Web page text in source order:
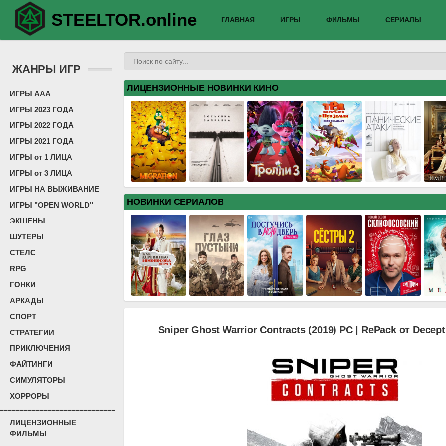
STEELTOR.online ГЛАВНАЯ ИГРЫ ФИЛЬМЫ СЕРИАЛЫ
ЖАНРЫ ИГР
ИГРЫ ААА
ИГРЫ 2023 ГОДА
ИГРЫ 2022 ГОДА
ИГРЫ 2021 ГОДА
ИГРЫ от 1 ЛИЦА
ИГРЫ от 3 ЛИЦА
ИГРЫ НА ВЫЖИВАНИЕ
ИГРЫ "OPEN WORLD"
ЭКШЕНЫ
ШУТЕРЫ
СТЕЛС
RPG
ГОНКИ
АРКАДЫ
СПОРТ
СТРАТЕГИИ
ПРИКЛЮЧЕНИЯ
ФАЙТИНГИ
СИМУЛЯТОРЫ
ХОРРОРЫ
=============================
ЛИЦЕНЗИОННЫЕ
ФИЛЬМЫ
ЛИЦЕНЗИОННЫЕ НОВИНКИ КИНО
НОВИНКИ СЕРИАЛОВ
Sniper Ghost Warrior Contracts (2019) PC | RePack от